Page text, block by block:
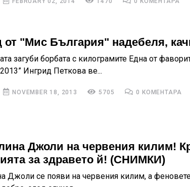
от "Мис България" надебеля,
загуби борбата с килограмите Една от
Ингрид Петкова ве...
NOVEMBER 18, 2013 5705 0 КОМЕНТАРА
Джоли на червения килим!
за здравето й! (СНИМКИ)
Джоли се появи на червения килим, а